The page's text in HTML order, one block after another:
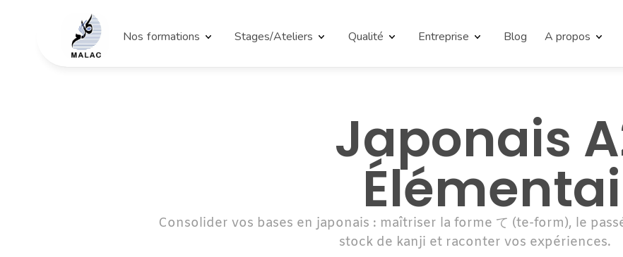
Nos formations Stages/Ateliers Qualité Entreprise Blog A propos
Japonais
Consolider vos bases en japonais : maîtriser la forme て (te-form), le
stock de kanji et raconter vos expériences.